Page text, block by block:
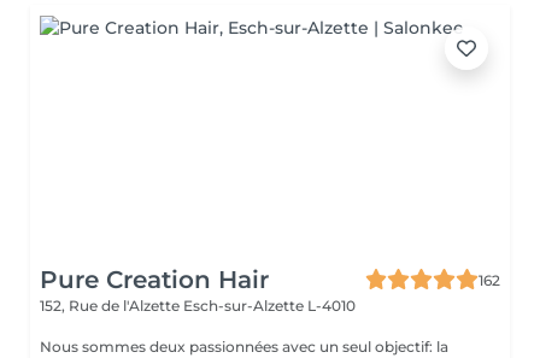
Pure Creation Hair
162
152, Rue de l'Alzette Esch-sur-Alzette L-4010
Nous sommes deux passionnées avec un seul objectif: la